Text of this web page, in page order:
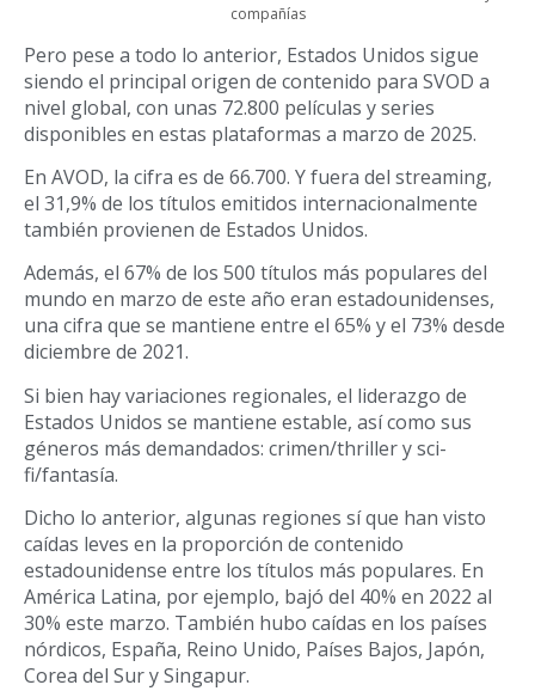
compañías
Pero pese a todo lo anterior, Estados Unidos sigue
siendo el principal origen de contenido para SVOD a
nivel global, con unas 72.800 películas y series
disponibles en estas plataformas a marzo de 2025.
En AVOD, la cifra es de 66.700. Y fuera del streaming,
el 31,9% de los títulos emitidos internacionalmente
también provienen de Estados Unidos.
Además, el 67% de los 500 títulos más populares del
mundo en marzo de este año eran estadounidenses,
una cifra que se mantiene entre el 65% y el 73% desde
diciembre de 2021.
Si bien hay variaciones regionales, el liderazgo de
Estados Unidos se mantiene estable, así como sus
géneros más demandados: crimen/thriller y sci-
fi/fantasía.
Dicho lo anterior, algunas regiones sí que han visto
caídas leves en la proporción de contenido
estadounidense entre los títulos más populares. En
América Latina, por ejemplo, bajó del 40% en 2022 al
30% este marzo. También hubo caídas en los países
nórdicos, España, Reino Unido, Países Bajos, Japón,
Corea del Sur y Singapur.